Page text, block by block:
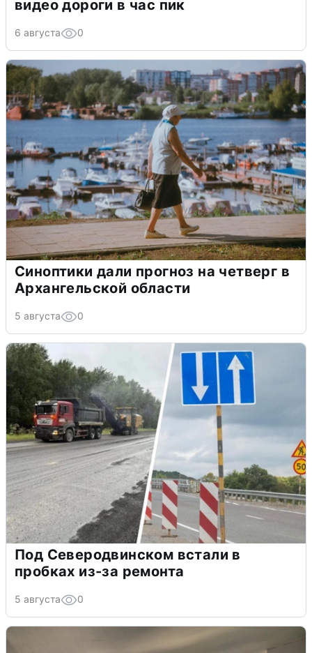
видео дороги в час пик
6 августа 0
Синоптики дали прогноз на четверг в
Архангельской области
5 августа 0
Под Северодвинском встали в
пробках из-за ремонта
5 августа 0